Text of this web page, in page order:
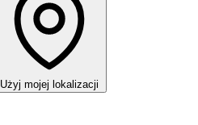
Użyj mojej lokalizacji